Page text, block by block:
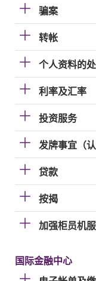
骗案
转帐
个人资料的
利率及汇率
投资服务
发牌事宜（
贷款
按揭
加强柜员机
国际金融中心